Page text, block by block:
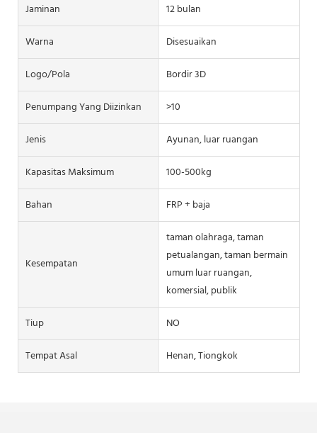
Jaminan
12 bulan
Warna
Disesuaikan
Logo/pola
Bordir 3D
Penumpang Yang Diizinkan
>10
Jenis
Ayunan, luar ruangan
Kapasitas Maksimum
100-500kg
Bahan
FRP + baja
Kesempatan
taman olahraga, taman
petualangan, taman bermain
umum luar ruangan,
komersial, publik
Tiup
NO
Tempat Asal
Henan, Tiongkok